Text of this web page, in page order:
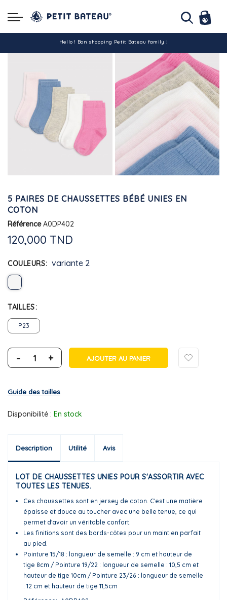
Hello ! Bon shopping Petit Bateau family !
La livraison est assurée partout en Tunisie !
-10% pour tout paiement par carte bancaire (hors promo)
5 PAIRES DE CHAUSSETTES BÉBÉ UNIES EN
COTON
Référence A0DP402
120,000 TND
COULEURS variante 2
TAILLES
P23
- + AJOUTER AU PANIER
Guide des tailles
Disponibilité : En stock
Description Utilité Avis
LOT DE CHAUSSETTES UNIES POUR S'ASSORTIR AVEC
TOUTES LES TENUES.
Ces chaussettes sont en jersey de coton. C'est une matière
épaisse et douce au toucher avec une belle tenue, ce qui
permet d'avoir un véritable confort.
Les finitions sont des bords-côtes pour un maintien parfait
au pied.
Pointure 15/18 : longueur de semelle : 9 cm et hauteur de
tige 8cm / Pointure 19/22 : longueur de semelle : 10,5 cm et
hauteur de tige 10cm / Pointure 23/26 : longueur de semelle
: 12 cm et hauteur de tige 11,5cm